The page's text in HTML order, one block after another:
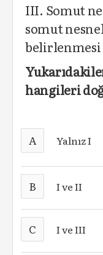
III. Somut
somut
belirlenmesi
hangileri
A Yalnız I
B I ve II
C I ve III